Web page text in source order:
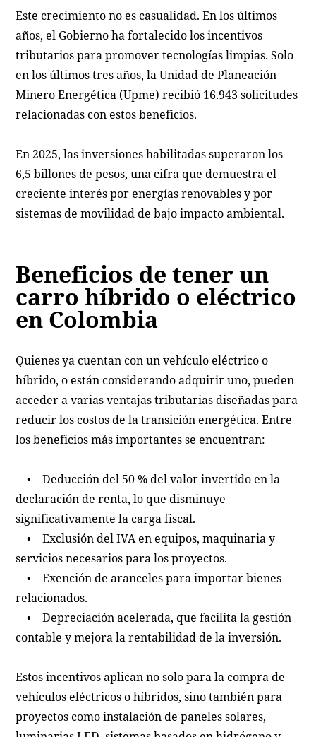
Este crecimiento no es casualidad. En los últimos
años, el Gobierno ha fortalecido los incentivos
tributarios para promover tecnologías limpias. Solo
en los últimos tres años, la Unidad de Planeación
Minero Energética (Upme) recibió 16.943 solicitudes
relacionadas con estos beneficios.
En 2025, las inversiones habilitadas superaron los
6,5 billones de pesos, una cifra que demuestra el
creciente interés por energías renovables y por
sistemas de movilidad de bajo impacto ambiental.
Beneficios de tener un
carro híbrido o eléctrico
en Colombia
Quienes ya cuentan con un vehículo eléctrico o
híbrido, o están considerando adquirir uno, pueden
acceder a varias ventajas tributarias diseñadas para
reducir los costos de la transición energética. Entre
los beneficios más importantes se encuentran:
• Deducción del 50 % del valor invertido en la
declaración de renta, lo que disminuye
significativamente la carga fiscal.
• Exclusión del IVA en equipos, maquinaria y
servicios necesarios para los proyectos.
• Exención de aranceles para importar bienes
relacionados.
• Depreciación acelerada, que facilita la gestión
contable y mejora la rentabilidad de la inversión.
Estos incentivos aplican no solo para la compra de
vehículos eléctricos o híbridos, sino también para
proyectos como instalación de paneles solares,